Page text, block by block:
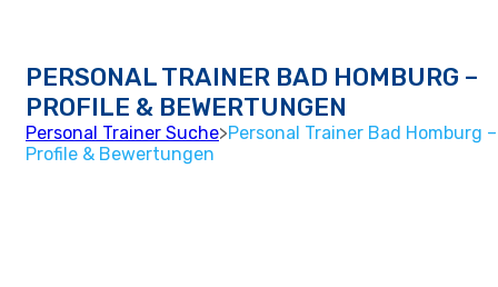
PERSONAL TRAINER BAD HOMBURG –
PROFILE & BEWERTUNGEN
Personal Trainer Suche>Personal Trainer Bad Homburg –
Profile & Bewertungen